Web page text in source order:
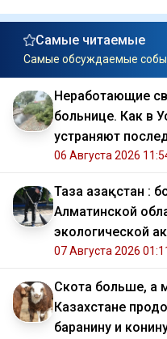
Самые читаемые
Самые обсуждаемые
Неработающие
больнице. Как в
устраняют
06 Августа 2026
Таза Қазақстан :
Алматинской
экологической
07 Августа 2026
Скота больше, а
Казахстане
баранину и